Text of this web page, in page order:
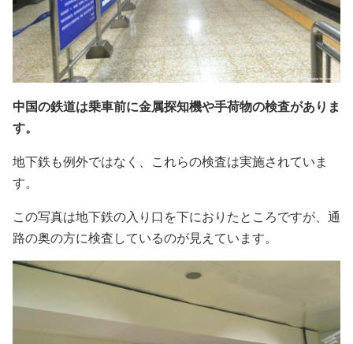
中国の鉄道は乗車前に金属探知機や手荷物の検査がありま
す。
地下鉄も例外ではなく、これらの検査は実施されていま
す。
この写真は地下鉄の入り口を下におりたところですが、通
路の奥の方に検査しているのが見えています。